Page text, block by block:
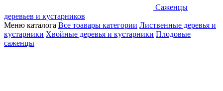
Саженцы
деревьев и кустарников
Меню каталога Все тоавары категории Лиственные деревья и
кустарники Хвойные деревья и кустарники Плодовые
саженцы